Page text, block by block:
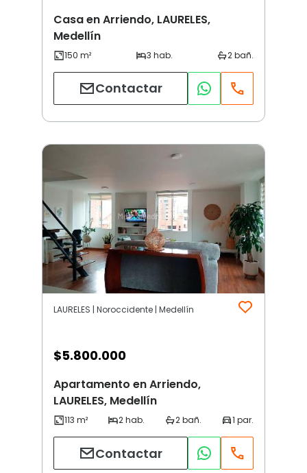
Casa en Arriendo, LAURELES,
Medellín
Contactar
LAURELES | Noroccidente | Medellín
$5.800.000
Apartamento en Arriendo,
LAURELES, Medellín
Contactar